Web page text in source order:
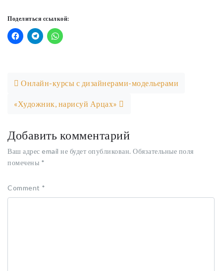
Поделиться ссылкой:
Онлайн-курсы с дизайнерами-модельерами
«Художник, нарисуй Арцах»
Добавить комментарий
Ваш адрес email не будет опубликован. Обязательные поля
помечены *
Comment *